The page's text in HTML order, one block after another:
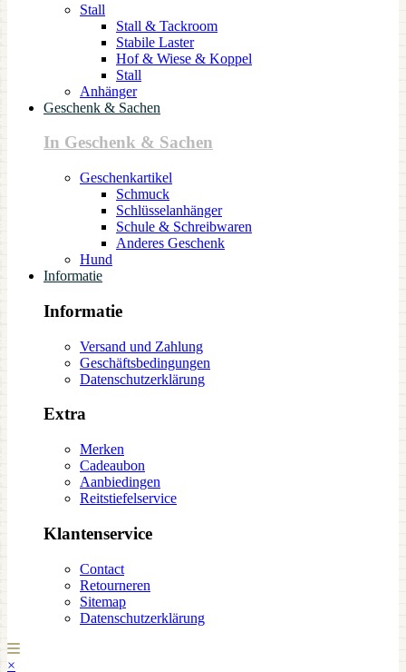
Stall
Stall & Tackroom
Stabile Laster
Hof & Wiese & Koppel
Stall
Anhänger
Geschenk & Sachen
In Geschenk & Sachen
Geschenkartikel
Schmuck
Schlüsselanhänger
Schule & Schreibwaren
Anderes Geschenk
Hund
Informatie
Informatie
Versand und Zahlung
Geschäftsbedingungen
Datenschutzerklärung
Extra
Merken
Cadeaubon
Aanbiedingen
Reitstiefelservice
Klantenservice
Contact
Retourneren
Sitemap
Datenschutzerklärung
×